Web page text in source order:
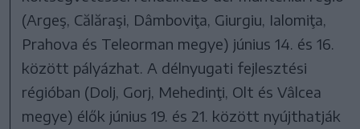
(Argeş, Călăraşi, Dâmboviţa, Giurgiu, Ialomiţa,
Prahova és Teleorman megye) június 14. és 16.
között pályázhat. A délnyugati fejlesztési
régióban (Dolj, Gorj, Mehedinţi, Olt és Vâlcea
megye) élők június 19. és 21. között nyújthatják